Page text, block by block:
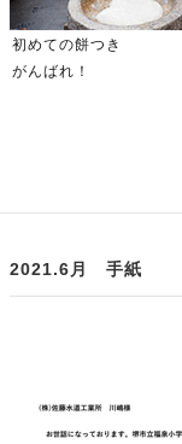
初めての餅つき
がんばれ！
2021.6月 手紙